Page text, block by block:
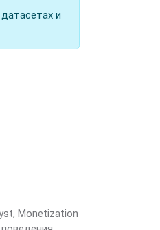
и
Monetization